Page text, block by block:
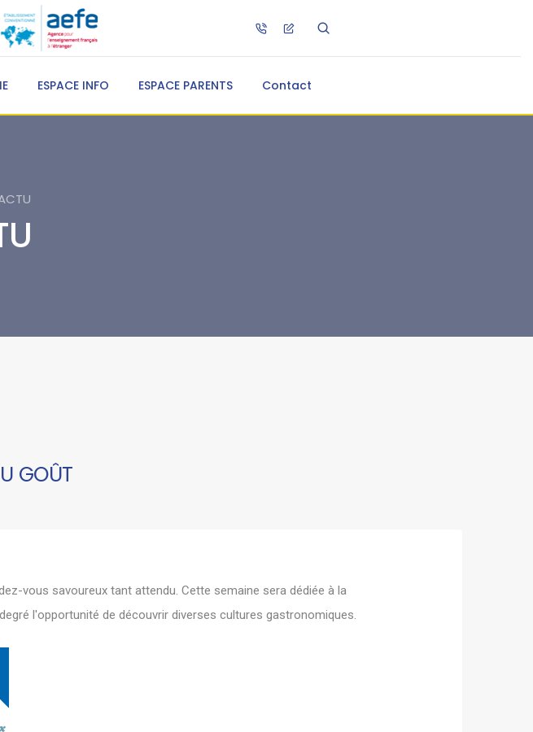
ESPACE INFO ESPACE PARENTS Contact
GOÛT
vous savoureux tant attendu. Cette semaine sera dédiée à la
l'opportunité de découvrir diverses cultures gastronomiques.